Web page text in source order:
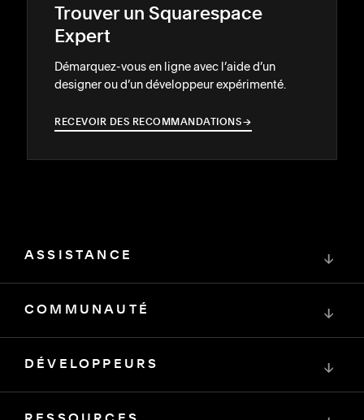
Trouver un Squarespace
Expert
Démarquez-vous en ligne avec l’aide d’un
designer ou d’un développeur expérimenté.
RECEVOIR DES RECOMMANDATIONS→
→
ASSISTANCE ↓
COMMUNAUTÉ ↓
DÉVELOPPEURS ↓